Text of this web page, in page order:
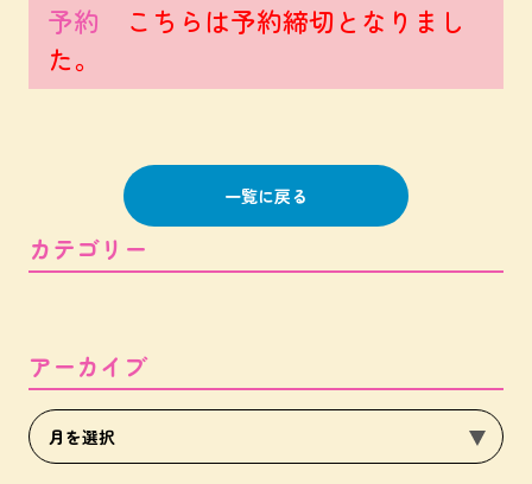
予約
こちらは予約締切となりまし
た。
一覧に戻る
カテゴリー
アーカイブ